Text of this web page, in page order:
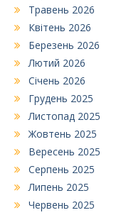
Травень 2026
Квітень 2026
Березень 2026
Лютий 2026
Січень 2026
Грудень 2025
Листопад 2025
Жовтень 2025
Вересень 2025
Серпень 2025
Липень 2025
Червень 2025